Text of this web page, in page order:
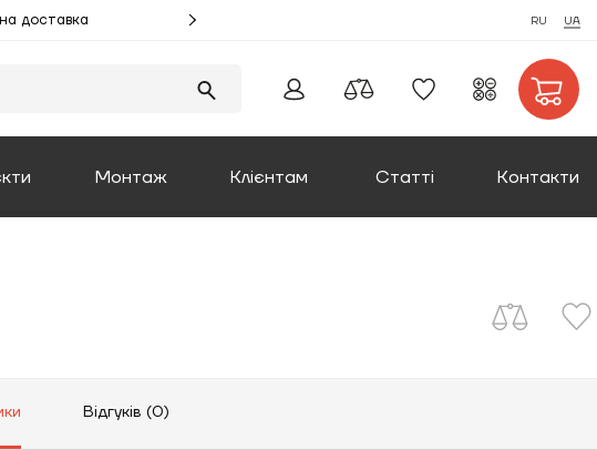
доставка Акція! Замовляйте монтаж котлів та отримуйте
RU UA
Монтаж Клієнтам Статті Контакти
Відгуків (0)